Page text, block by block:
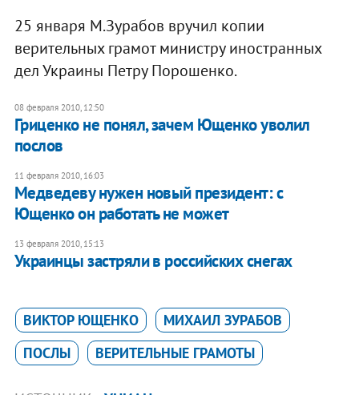
25 января М.Зурабов вручил копии
верительных грамот министру иностранных
дел Украины Петру Порошенко.
08 февраля 2010, 12:50
Гриценко не понял, зачем Ющенко уволил
послов
11 февраля 2010, 16:03
Медведеву нужен новый президент: с
Ющенко он работать не может
13 февраля 2010, 15:13
Украинцы застряли в российских снегах
ВИКТОР ЮЩЕНКО
МИХАИЛ ЗУРАБОВ
ПОСЛЫ
ВЕРИТЕЛЬНЫЕ ГРАМОТЫ